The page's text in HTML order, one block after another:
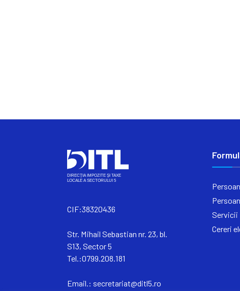
CIF:38320436
Str. Mihail Sebastian nr. 23, bl.
S13, Sector 5
Tel.:0799.208.181
Email.: secretariat@ditl5.ro
Servicii
Cereri